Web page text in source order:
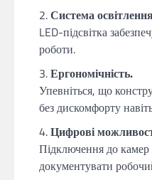
Система
LED-підсвітка
роботи.
Ергономічність.
Упевніться, що
без дискомфорту
Цифрові
Підключення до камер
документувати